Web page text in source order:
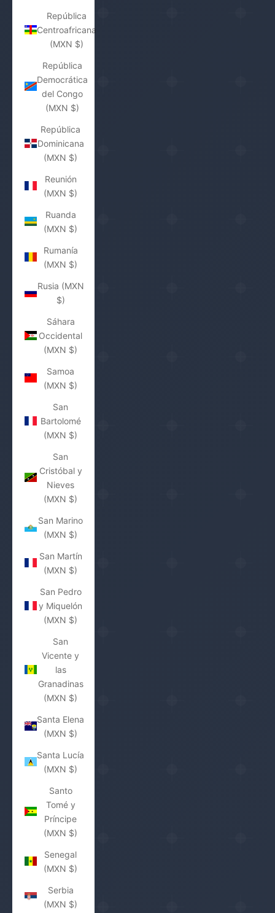
República
Centroafricana
(MXN $)
República
Democrática
del Congo
(MXN $)
República
Dominicana
(MXN $)
Reunión
(MXN $)
Ruanda
(MXN $)
Rumanía
(MXN $)
Rusia (MXN
$)
Sáhara
Occidental
(MXN $)
Samoa
(MXN $)
San
Bartolomé
(MXN $)
San
Cristóbal y
Nieves
(MXN $)
San Marino
(MXN $)
San Martín
(MXN $)
San Pedro
y Miquelón
(MXN $)
San
Vicente y
las
Granadinas
(MXN $)
Santa Elena
(MXN $)
Santa Lucía
(MXN $)
Santo
Tomé y
Príncipe
(MXN $)
Senegal
(MXN $)
Serbia
(MXN $)